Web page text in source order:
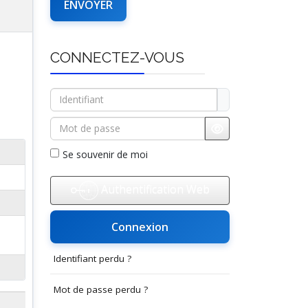
CONNECTEZ-VOUS
Identifiant
Mot de passe
Afficher le mot
Se souvenir de moi
Connexion
Identifiant perdu ?
Mot de passe perdu ?